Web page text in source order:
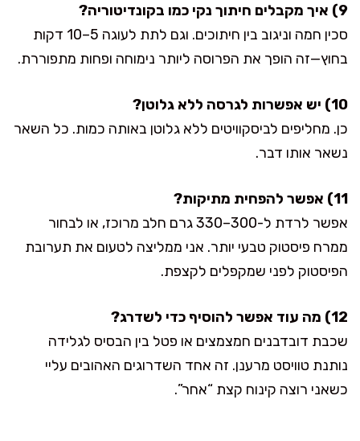
9) איך מקבלים חיתוך נקי כמו בקונדיטוריה?
סכין חמה וניגוב בין חיתוכים. וגם לתת לעוגה 5–10 דקות
בחוץ—זה הופך את הפרוסה ליותר נימוחה ופחות מתפוררת.
10) יש אפשרות לגרסה ללא גלוטן?
כן. מחליפים לביסקוויטים ללא גלוטן באותה כמות. כל השאר
נשאר אותו דבר.
11) אפשר להפחית מתיקות?
אפשר לרדת ל-300–330 גרם חלב מרוכז, או לבחור
ממרח פיסטוק טבעי יותר. אני ממליצה לטעום את תערובת
הפיסטוק לפני שמקפלים לקצפת.
12) מה עוד אפשר להוסיף כדי לשדרג?
שכבת דובדבנים חמצמצים או פטל בין הבסיס לגלידה
נותנת טוויסט מרענן. זה אחד השדרוגים האהובים עליי
כשאני רוצה קינוח קצת “אחר”.